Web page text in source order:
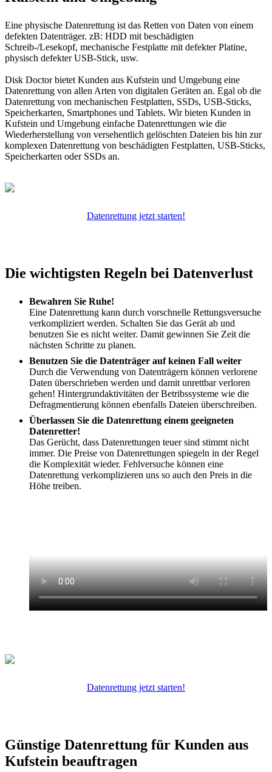
Eine physische Datenrettung ist das Retten von Daten von einem
defekten Datenträger. zB: HDD mit beschädigten
Schreib-/Lesekopf, mechanische Festplatte mit defekter Platine,
physisch defekter USB-Stick, usw.
Disk Doctor bietet Kunden aus Kufstein und Umgebung eine
Datenrettung von allen Arten von digitalen Geräten an. Egal ob die
Datenrettung von mechanischen Festplatten, SSDs, USB-Sticks,
Speicherkarten, Smartphones und Tablets. Wir bieten Kunden in
Kufstein und Umgebung einfache Datenrettungen wie die
Wiederherstellung von versehentlich gelöschten Dateien bis hin zur
komplexen Datenrettung von beschädigten Festplatten, USB-Sticks,
Speicherkarten oder SSDs an.
Datenrettung jetzt starten!
Die wichtigsten Regeln bei Datenverlust
Bewahren Sie Ruhe!
Eine Datenrettung kann durch vorschnelle Rettungsversuche
verkompliziert werden. Schalten Sie das Gerät ab und
benutzen Sie es nicht weiter. Damit gewinnen Sie Zeit die
nächsten Schritte zu planen.
Benutzen Sie die Datenträger auf keinen Fall weiter
Durch die Verwendung von Datenträgern können verlorene
Daten überschrieben werden und damit unrettbar verloren
gehen! Hintergrundaktivitäten der Betribssysteme wie die
Defragmentierung können ebenfalls Dateien überschreiben.
Überlassen Sie die Datenrettung einem geeigneten
Datenretter!
Das Gerücht, dass Datenrettungen teuer sind stimmt nicht
immer. Die Preise von Datenrettungen spiegeln in der Regel
die Komplexität wieder. Fehlversuche können eine
Datenrettung verkomplizieren uns so auch den Preis in die
Höhe treiben.
Datenrettung jetzt starten!
Günstige Datenrettung für Kunden aus
Kufstein beauftragen